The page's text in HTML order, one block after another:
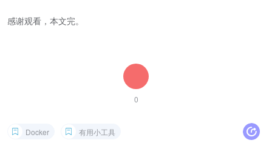
感谢观看，本文完。
0
Docker 有用小工具